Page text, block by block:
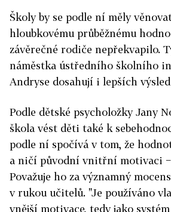
Školy by se podle ní měly
hloubkovému průběžnému
závěrečné rodiče nepřekvapilo.
náměstka ústředního školního
Andryse dosahují i lepších
Podle dětské psycholožky Jany
škola vést děti také k
podle ní spočívá v tom, že
a ničí původní vnitřní motivaci
Považuje ho za významný
v rukou učitelů. "Je používáno
vnější motivace, tedy jako